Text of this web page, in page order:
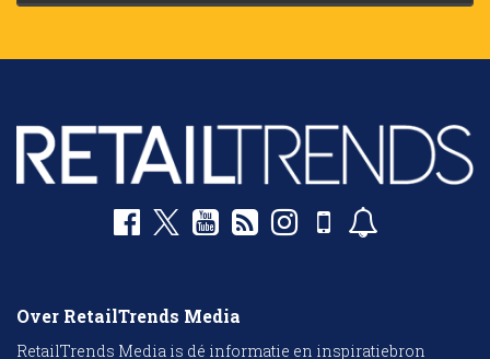
Over RetailTrends Media
RetailTrends Media is dé informatie en inspiratiebron